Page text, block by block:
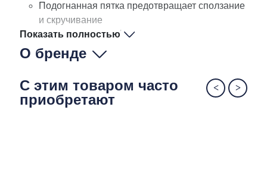
Подогнанная пятка предотвращает сползание
и скручивание
Язычок над пяткой
защищает ахиллово сухожилие
Особая форма носка обеспечивает легкую
компрессию и хорошее прилегание в зоне
свода стопы
Мягкий органический хлопок делает носки не
Показать полностью
О бренде
С этим товаром часто
приобретают